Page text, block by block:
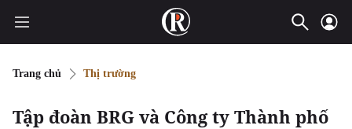
Trang chủ Thị trường
Tập đoàn BRG và Công ty Thành phố